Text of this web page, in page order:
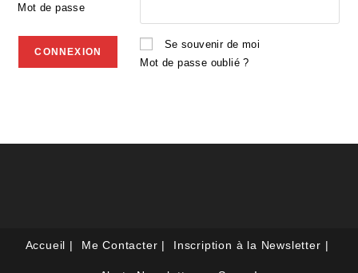
Mot de passe
Se souvenir de moi
Mot de passe oublié ?
Accueil Me Contacter Inscription à la Newsletter